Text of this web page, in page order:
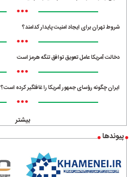
•••
شروط تهران برای ایجاد امنیت پایدار کدامند؟
•••
دخالت آمریکا عامل تعویق توافق تنگه هرمز است
•••
ایران چگونه رؤسای جمهور آمریکا را غافلگیر کرده است؟
•••
بیشتر
پیوندها